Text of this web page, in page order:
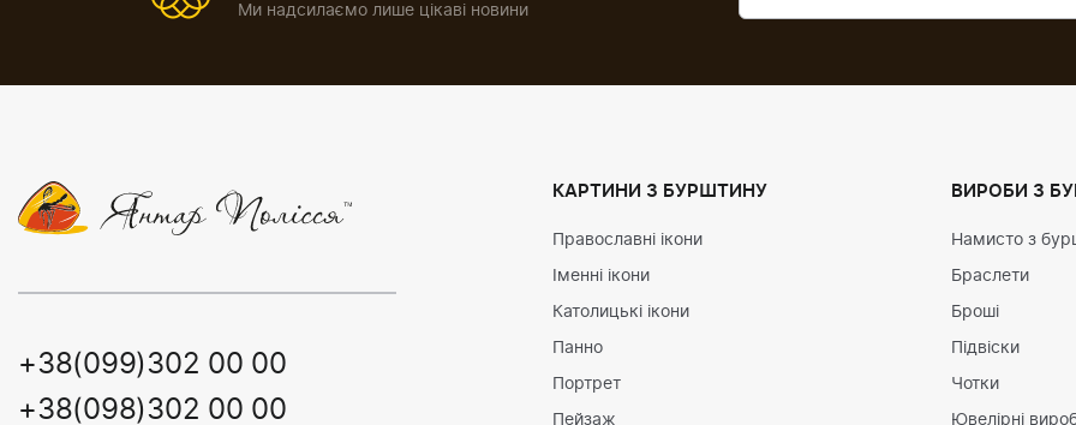
Ми надсилаємо лише цікаві новини
+38(099)302 00 00
+38(098)302 00 00
КАРТИНИ З БУРШТИНУ
Православні ікони
Іменні ікони
Католицькі ікони
Панно
Портрет
Пейзаж
ВИРОБИ З
Намисто з
Браслети
Броші
Підвіски
Чотки
Ювелірні